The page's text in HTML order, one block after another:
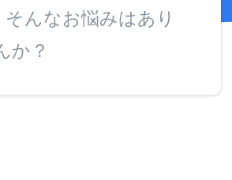
んなお悩みはあり
か？